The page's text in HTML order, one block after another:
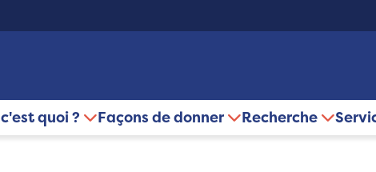
quoi ? Façons de donner Recherche